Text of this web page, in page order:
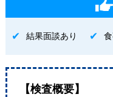
結果面談あり
【検査概要】